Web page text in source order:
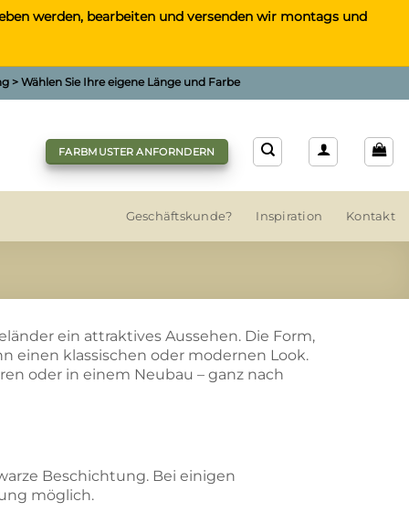
werden, bearbeiten und versenden wir montags und
> Wählen Sie Ihre eigene Länge und Farbe
FARBMUSTER ANFORNDERN
Geschäftskunde? Inspiration Kontakt
ein attraktives Aussehen. Die Form,
einen klassischen oder modernen Look.
oder in einem Neubau – ganz nach
Beschichtung. Bei einigen
möglich.